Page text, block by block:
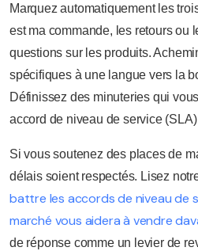
Marquez automatiquement les
est ma commande, les retours ou
questions sur les produits.
spécifiques à une langue vers la
Définissez des minuteries qui
accord de niveau de service
Si vous soutenez des places de
délais soient respectés. Lisez
battre les accords de niveau de
marché vous aidera à vendre
de réponse comme un levier de